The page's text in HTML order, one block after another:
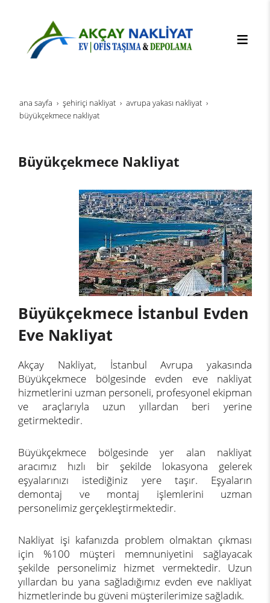
ana sayfa şehi̇ri̇çi̇ nakli̇yat
avrupa yakası nakliyat
büyükçekmece nakliyat
Büyükçekmece Nakliyat
Büyükçekmece İstanbul Evden
Eve Nakliyat
Akçay Nakliyat, İstanbul Avrupa yakasında
Büyükçekmece bölgesinde evden eve nakliyat
hizmetlerini uzman personeli, profesyonel ekipman
ve araçlarıyla uzun yıllardan beri yerine
getirmektedir.
Büyükçekmece bölgesinde yer alan nakliyat
aracımız hızlı bir şekilde lokasyona gelerek
eşyalarınızı istediğiniz yere taşır. Eşyaların
demontaj ve montaj işlemlerini uzman
personelimiz gerçekleştirmektedir.
Nakliyat işi kafanızda problem olmaktan çıkması
için %100 müşteri memnuniyetini sağlayacak
şekilde personelimiz hizmet vermektedir. Uzun
yıllardan bu yana sağladığımız evden eve nakliyat
hizmetlerinde bu güveni müşterilerimize sağladık.